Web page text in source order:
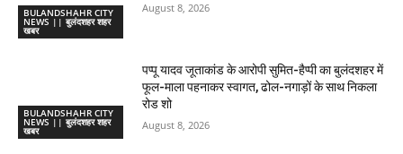
BULANDSHAHR CITY
NEWS || बुलंदशहर शहर
खबर
August 8, 2026
BULANDSHAHR CITY
NEWS || बुलंदशहर शहर
खबर
पप्पू यादव जूताकांड के आरोपी सुमित-हैप्पी का बुलंदशहर में
फूल-माला पहनाकर स्वागत, ढोल-नगाड़ों के साथ निकला
रोड शो
August 8, 2026